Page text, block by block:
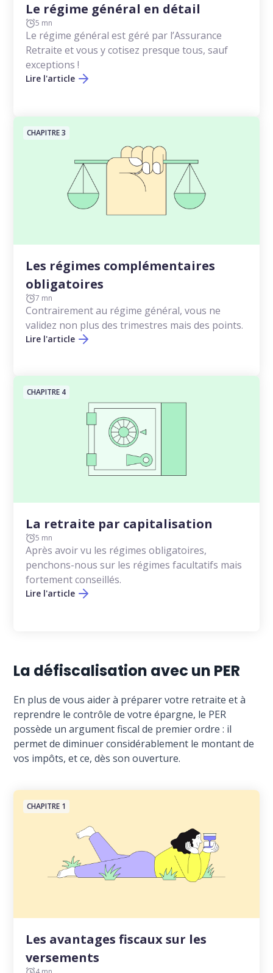
Le régime général en détail
5 mn
Le régime général est géré par l’Assurance
Retraite et vous y cotisez presque tous, sauf
exceptions !
Lire l'article
CHAPITRE 3
Les régimes complémentaires
obligatoires
7 mn
Contrairement au régime général, vous ne
validez non plus des trimestres mais des points.
Lire l'article
CHAPITRE 4
La retraite par capitalisation
5 mn
Après avoir vu les régimes obligatoires,
penchons-nous sur les régimes facultatifs mais
fortement conseillés.
Lire l'article
La défiscalisation avec un PER
En plus de vous aider à préparer votre retraite et à
reprendre le contrôle de votre épargne, le PER
possède un argument fiscal de premier ordre : il
permet de diminuer considérablement le montant de
vos impôts, et ce, dès son ouverture.
CHAPITRE 1
Les avantages fiscaux sur les
versements